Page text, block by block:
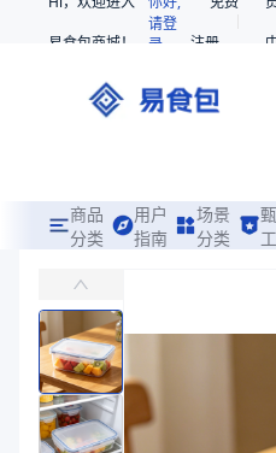
易食包商城！
请登
录
注册
商品
分类
用户
指南
场景
分类
易食包（EPAK）专注于PP搭扣方
价格： 在线询价
商品参数
商品分类
PP方桶
产品特性